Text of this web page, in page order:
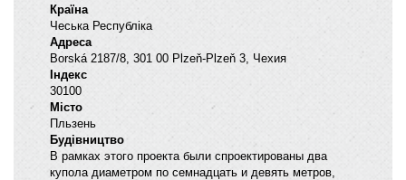
Країна
Чеська Республіка
Адреса
Borská 2187/8, 301 00 Plzeň-Plzeň 3, Чехия
Індекс
30100
Місто
Пльзень
Будівництво
В рамках этого проекта были спроектированы два
купола диаметром по семнадцать и девять метров,